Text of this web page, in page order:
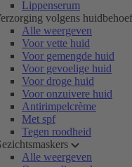
Lippenserum
volgens
Alle weergeven
Voor vette huid
Voor gemengde huid
Voor gevoelige huid
Voor droge huid
Voor onzuivere huid
Antirimpelcrème
Met spf
Tegen roodheid
Alle weergeven